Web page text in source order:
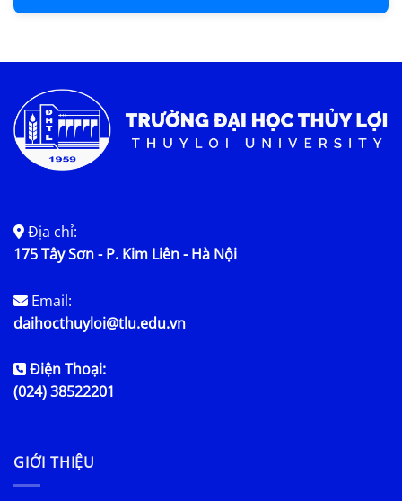
Địa chỉ:
175 Tây Sơn - P. Kim Liên - Hà Nội
Email:
daihocthuyloi@tlu.edu.vn
Điện Thoại:
(024) 38522201
GIỚI THIỆU